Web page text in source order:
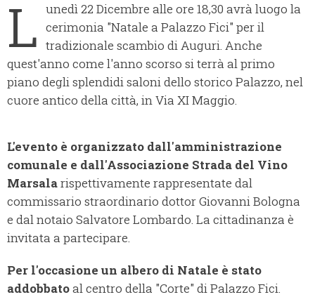
L unedì 22 Dicembre alle ore 18,30 avrà luogo la
cerimonia "Natale a Palazzo Fici" per il
tradizionale scambio di Auguri. Anche
quest'anno come l'anno scorso si terrà al primo
piano degli splendidi saloni dello storico Palazzo, nel
cuore antico della città, in Via XI Maggio.
L'evento è organizzato dall'amministrazione
comunale e dall'Associazione Strada del Vino
Marsalarispettivamente rappresentate dal
commissario straordinario dottor Giovanni Bologna
e dal notaio Salvatore Lombardo. La cittadinanza è
invitata a partecipare.
Per l'occasione un albero di Natale è stato
addobbatoal centro della "Corte" di Palazzo Fici.